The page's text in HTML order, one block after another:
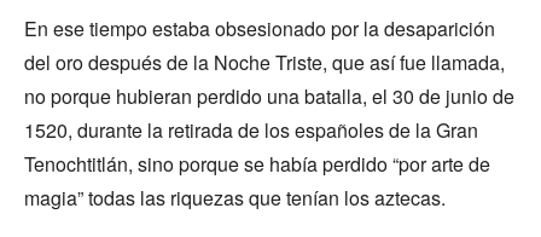
En ese tiempo estaba obsesionado por la desaparición
del oro después de la Noche Triste, que así fue llamada,
no porque hubieran perdido una batalla, el 30 de junio de
1520, durante la retirada de los españoles de la Gran
Tenochtitlán, sino porque se había perdido “por arte de
magia” todas las riquezas que tenían los aztecas.